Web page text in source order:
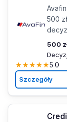
500
500
★★★★★5.0
Szczegóły